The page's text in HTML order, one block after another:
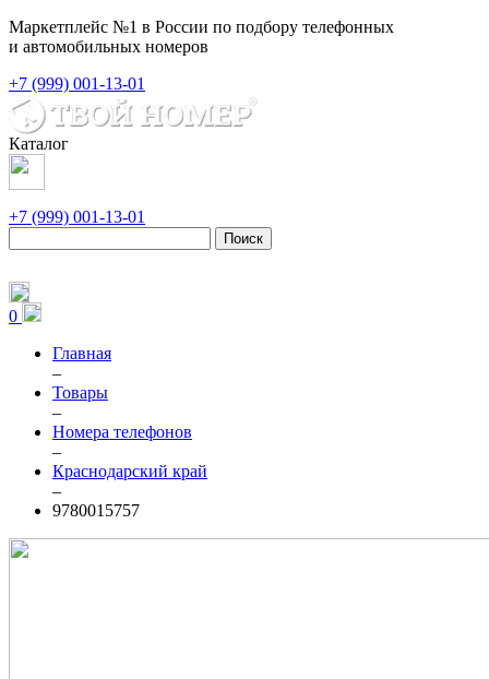
Маркетплейс №1 в России по подбору телефонных
и автомобильных номеров
+7 (999) 001-13-01
Каталог
+7 (999) 001-13-01
Поиск
0
Главная
–
Товары
–
Номера телефонов
–
Краснодарский край
–
9780015757